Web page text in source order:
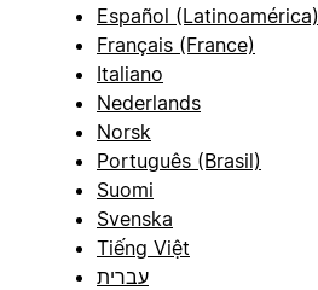
Español (Latinoamérica)
Français (France)
Italiano
Nederlands
Norsk
Português (Brasil)
Suomi
Svenska
Tiếng Việt
עברית